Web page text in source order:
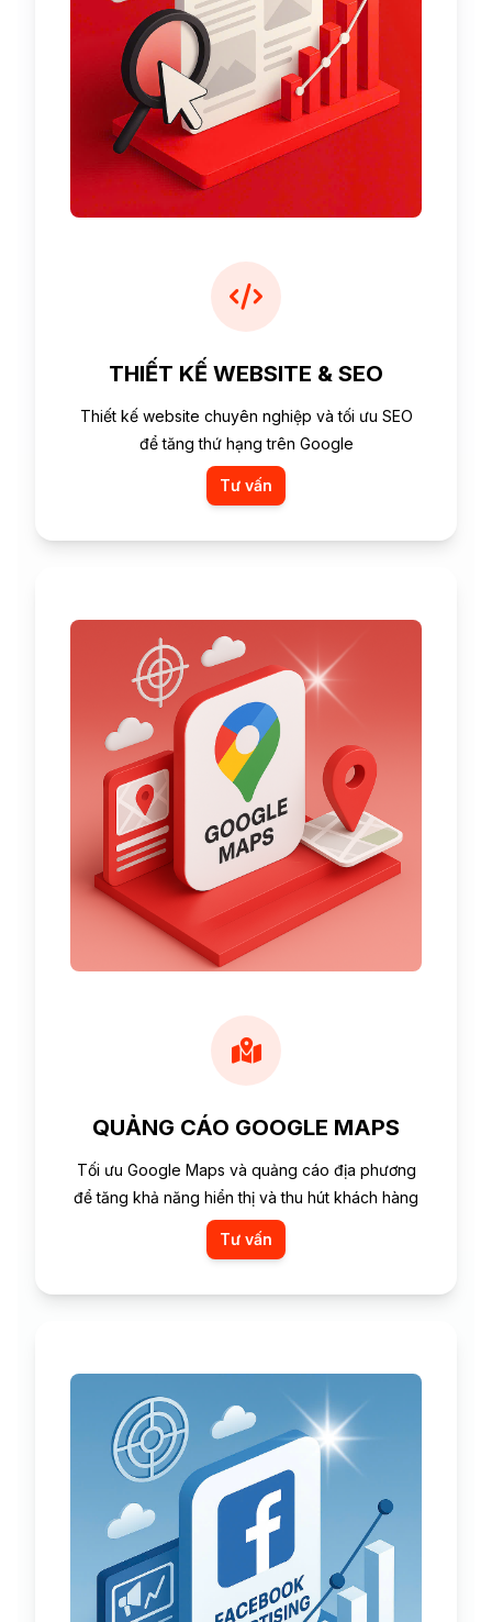
THIẾT KẾ WEBSITE & SEO
Thiết kế website chuyên nghiệp và tối ưu SEO
để tăng thứ hạng trên Google
Tư vấn
QUẢNG CÁO GOOGLE MAPS
Tối ưu Google Maps và quảng cáo địa phương
để tăng khả năng hiển thị và thu hút khách hàng
Tư vấn